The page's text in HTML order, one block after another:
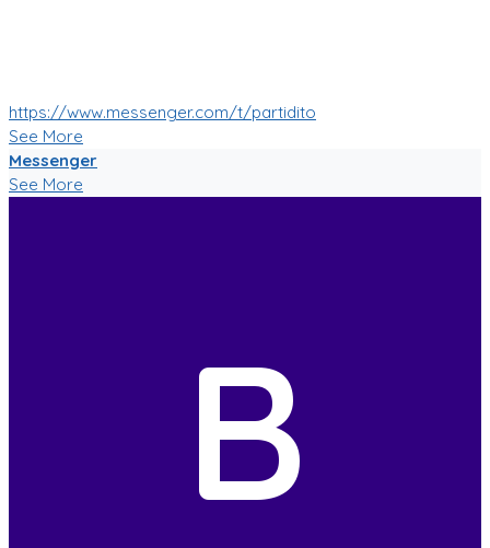
https://www.messenger.com/t/partidito
See More
Messenger
See More
B